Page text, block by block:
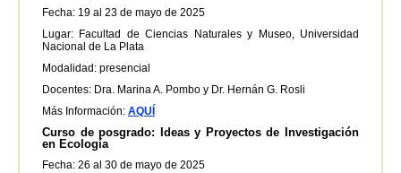
Fecha: 19 al 23 de mayo de 2025
Lugar: Facultad de Ciencias Naturales y Museo, Universidad
Nacional de La Plata
Modalidad: presencial
Docentes: Dra. Marina A. Pombo y Dr. Hernán G. Rosli
Más Información: AQUÍ
Curso de posgrado: Ideas y Proyectos de Investigación
en Ecología
Fecha: 26 al 30 de mayo de 2025